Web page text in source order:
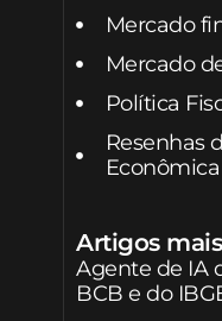
Mercado
Mercado
Política
Resenhas
Econômica
Artigos
Agente de IA
BCB e do